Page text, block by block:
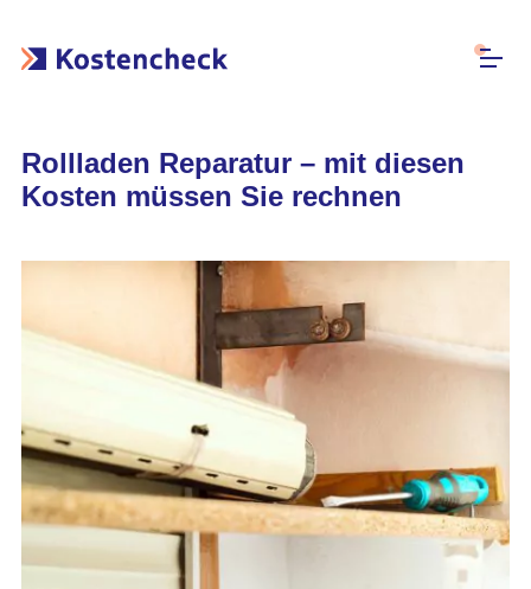
Rollladen Reparatur – mit diesen
Kosten müssen Sie rechnen